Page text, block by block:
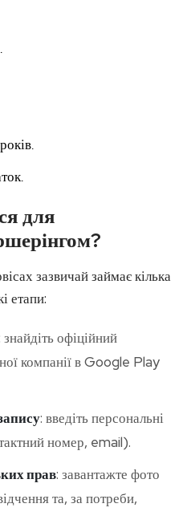
для
зазвичай займає кілька
етапи:
знайдіть офіційний
компанії в Google Play
: введіть персональні
номер, email).
прав: завантажте фото
та, за потреби,